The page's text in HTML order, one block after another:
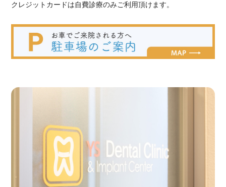
クレジットカードは自費診療のみご利用頂けます。